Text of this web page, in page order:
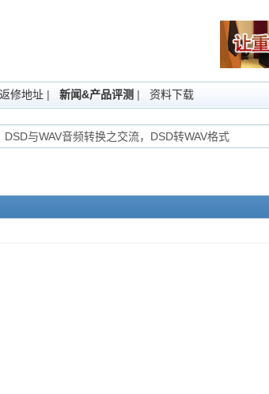
返修地址 | 新闻&产品评测 | 资料下载
与WAV音频转换之交流，DSD转WAV格式